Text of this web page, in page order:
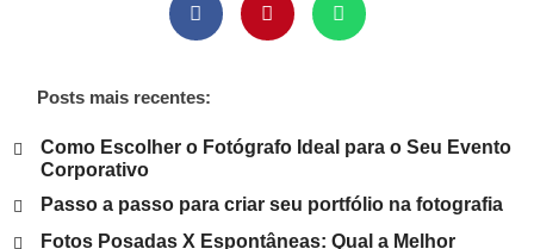
Posts mais recentes:
Como Escolher o Fotógrafo Ideal para o Seu Evento
Corporativo
Passo a passo para criar seu portfólio na fotografia
Fotos Posadas X Espontâneas: Qual a Melhor